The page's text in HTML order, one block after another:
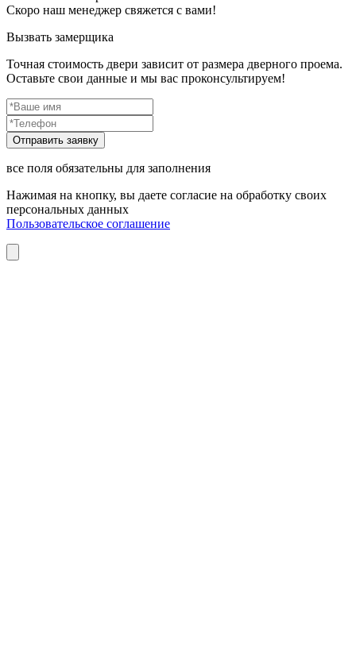
Скоро наш менеджер свяжется с вами!
Вызвать замерщика
Точная стоимость двери зависит от размера дверного проема.
Оставьте свои данные и мы вас проконсультируем!
все поля обязательны для заполнения
Нажимая на кнопку, вы даете согласие на обработку своих
персональных данных
Пользовательское соглашение